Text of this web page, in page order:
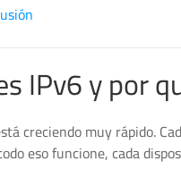
IPv6 y por
creciendo muy rápido.
eso funcione, cada